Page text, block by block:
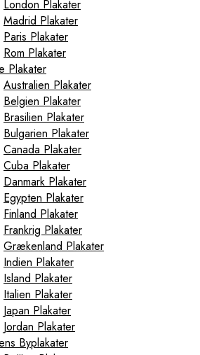
London Plakater
Madrid Plakater
Paris Plakater
Rom Plakater
Plakater
Australien Plakater
Belgien Plakater
Brasilien Plakater
Bulgarien Plakater
Canada Plakater
Cuba Plakater
Danmark Plakater
Egypten Plakater
Finland Plakater
Frankrig Plakater
Grækenland Plakater
Indien Plakater
Island Plakater
Italien Plakater
Japan Plakater
Jordan Plakater
Byplakater